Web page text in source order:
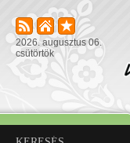
2026. augusztus 06.
csütörtök